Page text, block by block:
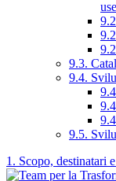
use
9.3.
9.4.
9.5.
1. Scopo, destinatari